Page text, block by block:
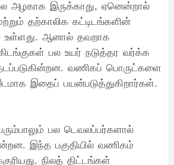
அழகாக இருக்காது, ஏனென்றால்
தற்காலிக கட்டிடங்களின்
உள்ளது. ஆனால் தவறாக
பல உயர் நடுத்தர வர்க்க
வணிகப் பொருட்களை
இதைப் பயன்படுத்துகிறார்கள்.
பல டெவலப்பர்களால்
இந்த பகுதியில் வணிகம்
நிலத் திட்டங்கள்